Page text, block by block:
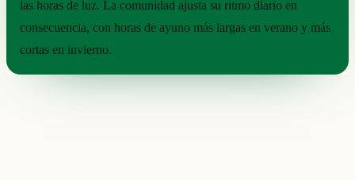
las horas de luz. La comunidad ajusta su ritmo diario en
consecuencia, con horas de ayuno más largas en verano y más
cortas en invierno.